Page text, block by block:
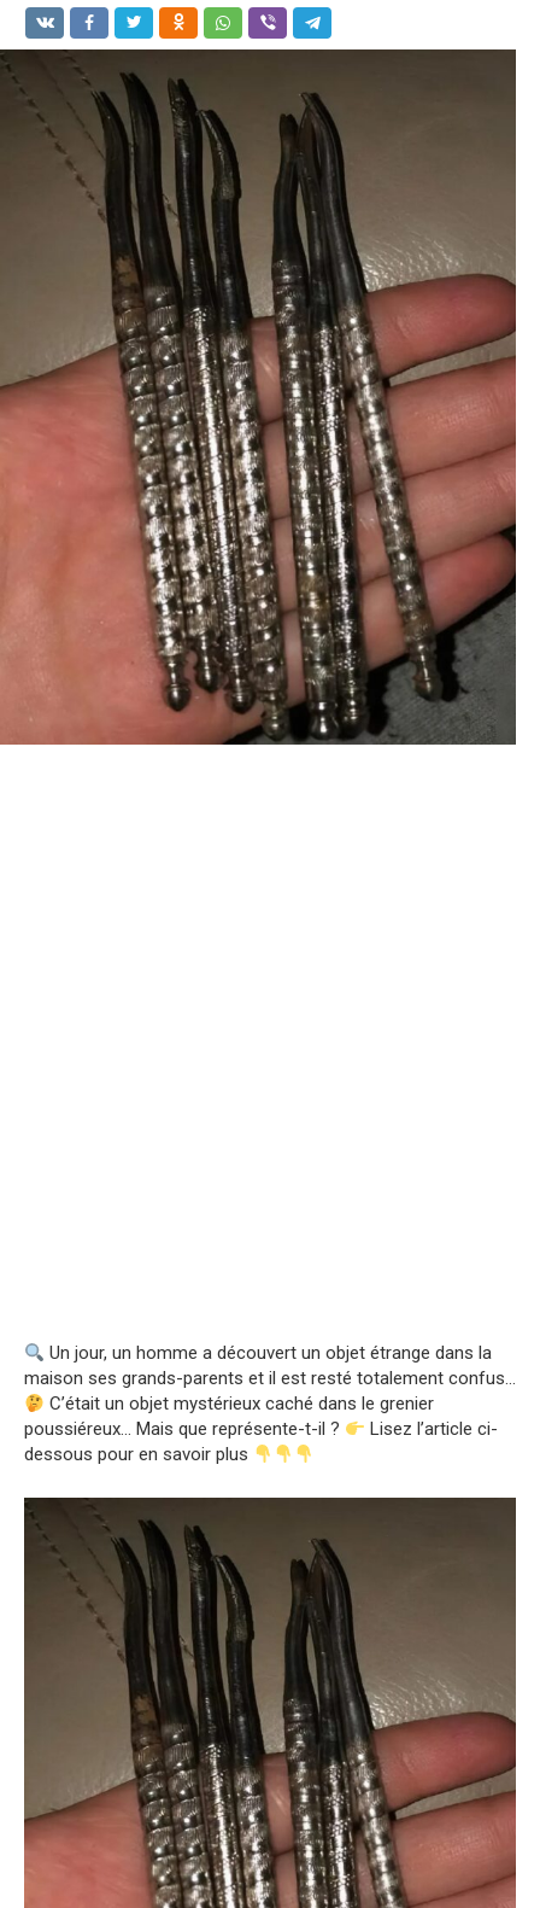
Un jour, un homme a découvert un objet étrange dans la
maison ses grands-parents et il est resté totalement confus…
C’était un objet mystérieux caché dans le grenier
poussiéreux… Mais que représente-t-il ?
Lisez l’article ci-
dessous pour en savoir plus